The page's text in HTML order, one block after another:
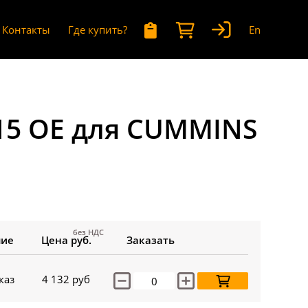
Контакты Где купить? En
OE для CUMMINS
Цена руб.
без НДС
Заказать
4 132 руб